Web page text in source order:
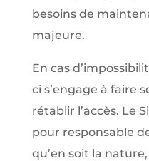
besoins de
majeure.
En cas
ci s’engage à faire
rétablir l’accès. Le
pour responsable
qu’en soit la